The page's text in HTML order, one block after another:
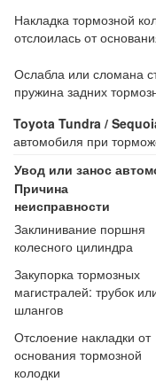
Накладка тормозной
отслоилась от
Ослабла или сломана
пружина задних
Toyota Tundra /
автомобиля при
Увод или занос
Причина
неисправности
Заклинивание поршня
колесного цилиндра
Закупорка тормозных
магистралей: трубок
шлангов
Отслоение накладки от
основания тормозной
колодки